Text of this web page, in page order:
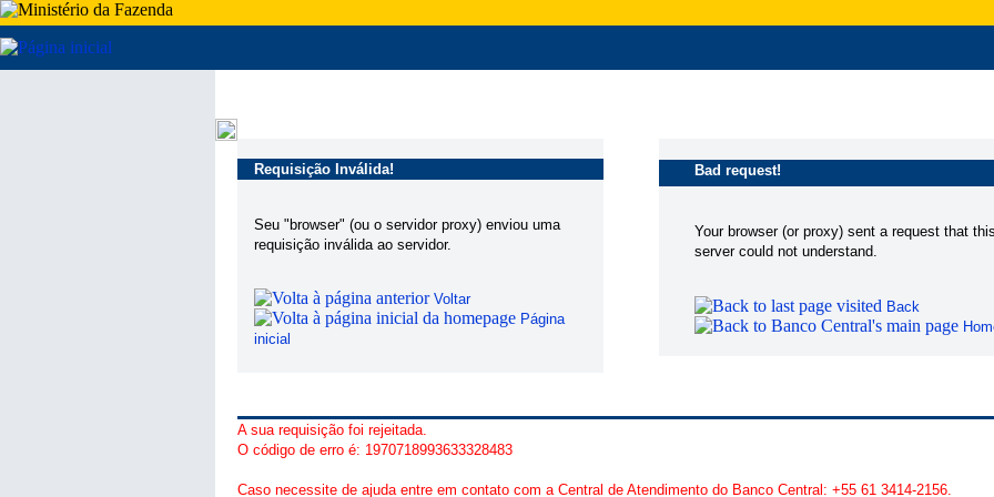
Requisição Inválida!
Seu "browser" (ou o servidor proxy) enviou uma
requisição inválida ao servidor.
Voltar
Página
inicial
Bad request!
Your browser (or proxy) sent a request that
server could not understand.
Back
A sua requisição foi rejeitada.
O código de erro é: 1970718993633328483
Caso necessite de ajuda entre em contato com a Central de Atendimento do Banco Central: +55 61 3414-2156.